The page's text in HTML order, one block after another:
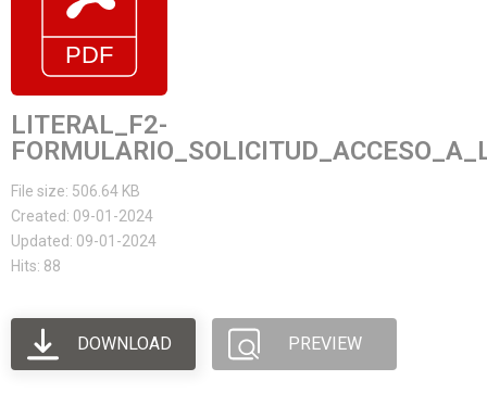
LITERAL_F2-
File size: 506.64 KB
Created: 09-01-2024
Updated: 09-01-2024
Hits: 88
DOWNLOAD PREVIEW